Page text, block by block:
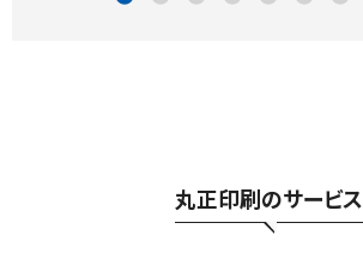
丸正印刷のサービス